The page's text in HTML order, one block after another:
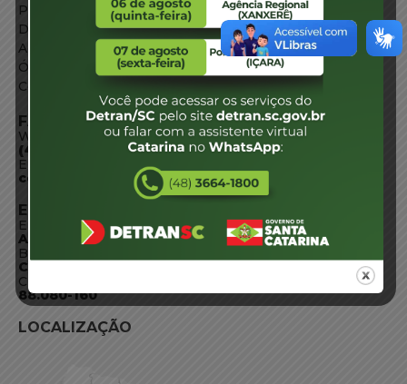
Portal de Serviços
Diário Oficial
Acesso à Informação
Órgãos do Governo
Conheça SC
FALE CONOSCO
WhatsApp:
(48) 3664-1800
E-mail:
centraldeinformacoes@detran.sc.gov.br
ENDEREÇO
Endereço:
Av. Almirante Tamandaré - 480
Bairro:
Coqueiros, Florianópolis SC
CEP:
88.080-160
LOCALIZAÇÃO